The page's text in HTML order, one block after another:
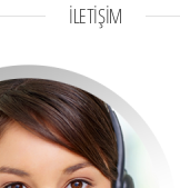
İLETİŞİM